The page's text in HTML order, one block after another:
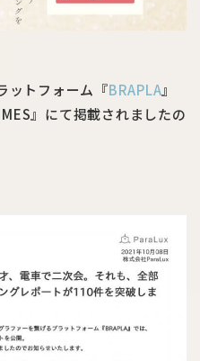
ットフォーム『BRAPLA』
』にて掲載されましたの